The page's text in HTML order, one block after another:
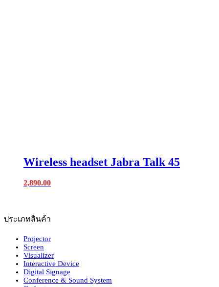
Wireless headset Jabra Talk 45
2,890.00
ประเภทสินค้า
Projector
Screen
Visualizer
Interactive Device
Digital Signage
Conference & Sound System